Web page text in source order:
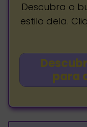
Descubra o
estilo dela.
para